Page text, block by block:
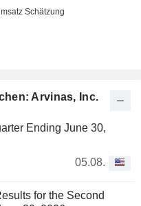
Arvinas, Inc.
Ending June 30,
05.08.
for the Second